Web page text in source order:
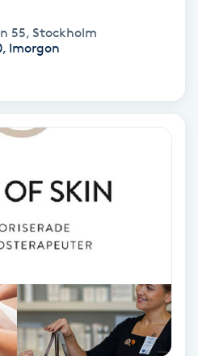
55, Stockholm
Imorgon